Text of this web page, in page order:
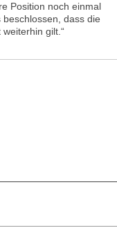
Position noch einmal
dass die
gilt.“